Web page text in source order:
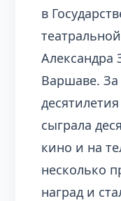
в
Александра
Варшаве. За
сыграла
кино и на
несколько
наград и